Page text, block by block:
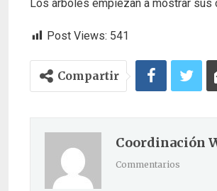
Los árboles empiezan a mostrar
Post Views: 541
Compartir
Coordinación
Commentarios